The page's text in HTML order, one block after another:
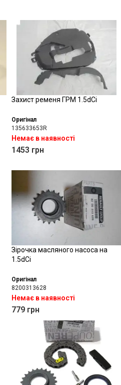
Захист ременя ГРМ 1.5dCi
Оригінал
135633653R
Немає в наявності
1453 грн
Зірочка масляного насоса на
1.5dCi
Оригінал
8200313628
Немає в наявності
779 грн